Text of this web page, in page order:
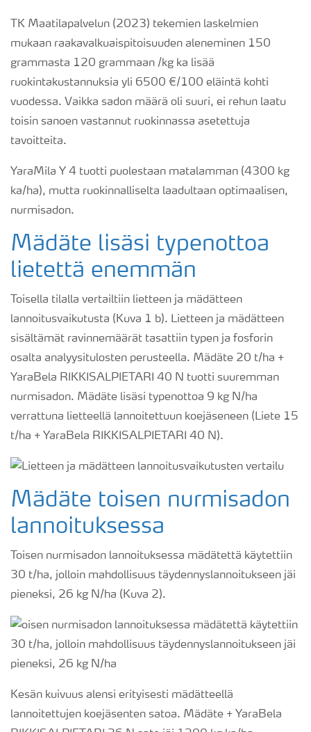
TK Maatilapalvelun (2023) tekemien laskelmien
mukaan raakavalkuaispitoisuuden aleneminen 150
grammasta 120 grammaan /kg ka lisää
ruokintakustannuksia yli 6500 €/100 eläintä kohti
vuodessa. Vaikka sadon määrä oli suuri, ei rehun laatu
toisin sanoen vastannut ruokinnassa asetettuja
tavoitteita.
YaraMila Y 4 tuotti puolestaan matalamman (4300 kg
ka/ha), mutta ruokinnalliselta laadultaan optimaalisen,
nurmisadon.
Mädäte lisäsi typenottoa
lietettä enemmän
Toisella tilalla vertailtiin lietteen ja mädätteen
lannoitusvaikutusta (Kuva 1 b). Lietteen ja mädätteen
sisältämät ravinnemäärät tasattiin typen ja fosforin
osalta analyysitulosten perusteella. Mädäte 20 t/ha +
YaraBela RIKKISALPIETARI 40 N tuotti suuremman
nurmisadon. Mädäte lisäsi typenottoa 9 kg N/ha
verrattuna lietteellä lannoitettuun koejäseneen (Liete 15
t/ha + YaraBela RIKKISALPIETARI 40 N).
Mädäte toisen nurmisadon
lannoituksessa
Toisen nurmisadon lannoituksessa mädätettä käytettiin
30 t/ha, jolloin mahdollisuus täydennyslannoitukseen jäi
pieneksi, 26 kg N/ha (Kuva 2).
Kesän kuivuus alensi erityisesti mädätteellä
lannoitettujen koejäsenten satoa. Mädäte + YaraBela